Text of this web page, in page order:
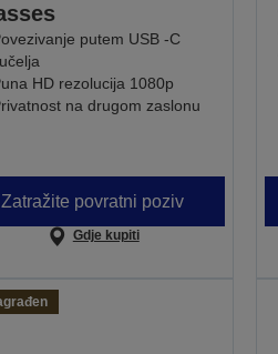
putem USB -C
HD rezolucija 1080p
na drugom zaslonu
Zatražite povratni poziv
Gdje kupiti